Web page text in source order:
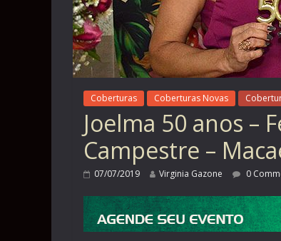
Coberturas Coberturas Novas
Joelma 50 anos –
Campestre –
07/07/2019 Virginia Gazone 0